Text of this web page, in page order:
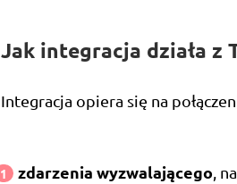
Jak integracja działa z
Integracja opiera się na
zdarzenia wyzwalającego,